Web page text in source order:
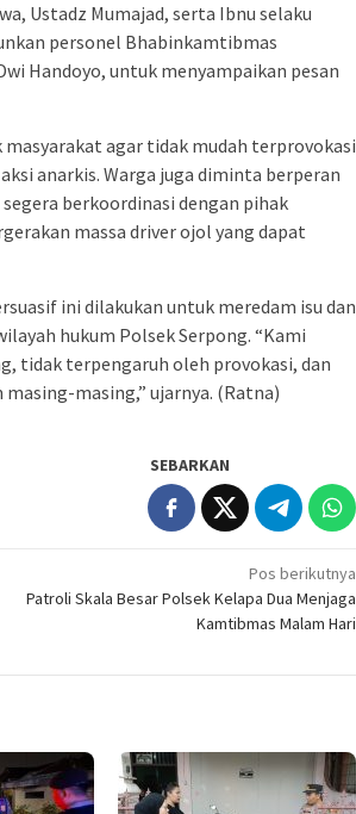
Ustadz Mumajad, serta Ibnu selaku
personel Bhabinkamtibmas
Handoyo, untuk menyampaikan pesan
agar tidak mudah terprovokasi
anarkis. Warga juga diminta berperan
berkoordinasi dengan pihak
massa driver ojol yang dapat
ini dilakukan untuk meredam isu dan
hukum Polsek Serpong. “Kami
tidak terpengaruh oleh provokasi, dan
masing,” ujarnya. (Ratna)
SEBARKAN
Pos berikutnya
Patroli Skala Besar Polsek Kelapa Dua Menjaga
Kamtibmas Malam Hari